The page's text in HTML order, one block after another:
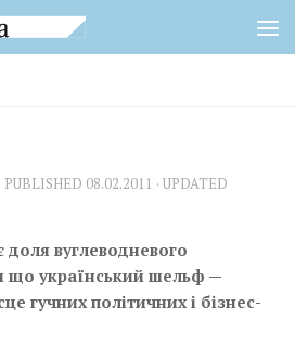
· PUBLISHED 08.02.2011 · UPDATED
вуглеводневого
що український шельф —
гучних політичних і бізнес-